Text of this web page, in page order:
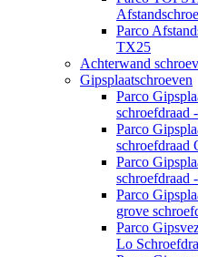
Parco
TX25
Achterwand
Gipsplaatschroeven
Parco
schroefdraad
Parco
schroefdraad
Parco
schroefdraad
Parco
grove
Parco
Lo